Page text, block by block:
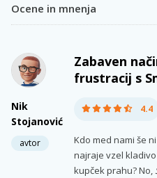
Ocene in mnenja
Nik
Stojanović
avtor
Zabaven
frustracij s
4.4
Kdo med nami še
najraje vzel
kupček prahu? No,